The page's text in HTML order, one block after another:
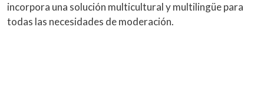
incorpora una solución multicultural y multilingüe para
todas las necesidades de moderación.